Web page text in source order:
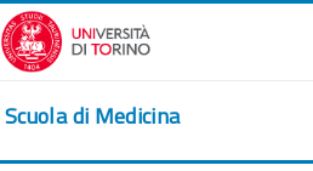
Перейти к основному содержанию
Scuola di Medicina